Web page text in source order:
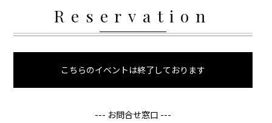
Reservation
こちらのイベントは終了しております
--- お問合せ窓口 ---